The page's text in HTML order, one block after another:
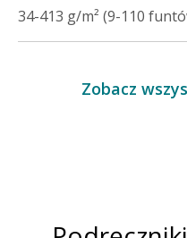
34-413 g/m² (9-110
Zobacz